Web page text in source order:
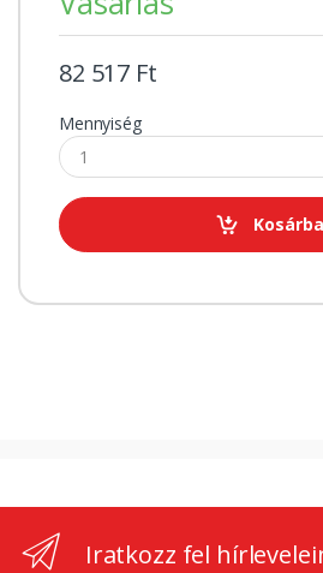
82 517 Ft
Mennyiség
Kosárba
Iratkozz fel